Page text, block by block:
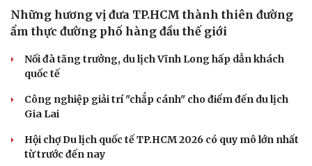
Văn hóa
Văn học
Âm nhạc
Thời trang
Những hương vị đưa TP.HCM thành thiên đường
ẩm thực đường phố hàng đầu thế giới
Nối đà tăng trưởng, du lịch Vĩnh Long hấp dẫn khách
quốc tế
Công nghiệp giải trí "chắp cánh" cho điểm đến du lịch
Gia Lai
Hội chợ Du lịch quốc tế TP.HCM 2026 có quy mô lớn nhất
từ trước đến nay